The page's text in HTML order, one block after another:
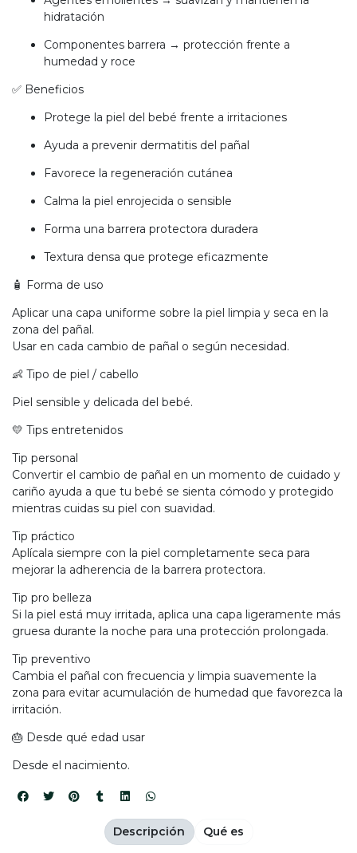
hidratación
Componentes barrera → protección frente a
humedad y roce
✅ Beneficios
Protege la piel del bebé frente a irritaciones
Ayuda a prevenir dermatitis del pañal
Favorece la regeneración cutánea
Calma la piel enrojecida o sensible
Forma una barrera protectora duradera
Textura densa que protege eficazmente
🧴 Forma de uso
Aplicar una capa uniforme sobre la piel limpia y seca en la
zona del pañal.
Usar en cada cambio de pañal o según necesidad.
👶 Tipo de piel / cabello
Piel sensible y delicada del bebé.
💛 Tips entretenidos
Tip personal
Convertir el cambio de pañal en un momento de cuidado y
cariño ayuda a que tu bebé se sienta cómodo y protegido
mientras cuidas su piel con suavidad.
Tip práctico
Aplícala siempre con la piel completamente seca para
mejorar la adherencia de la barrera protectora.
Tip pro belleza
Si la piel está muy irritada, aplica una capa ligeramente más
gruesa durante la noche para una protección prolongada.
Tip preventivo
Cambia el pañal con frecuencia y limpia suavemente la
zona para evitar acumulación de humedad que favorezca la
irritación.
🎂 Desde qué edad usar
Desde el nacimiento.
Descripción Qué es